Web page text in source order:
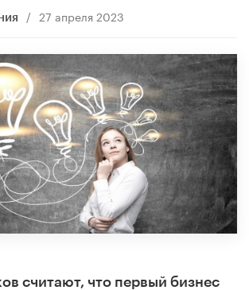
/ 27 апреля 2023
считают, что первый бизнес